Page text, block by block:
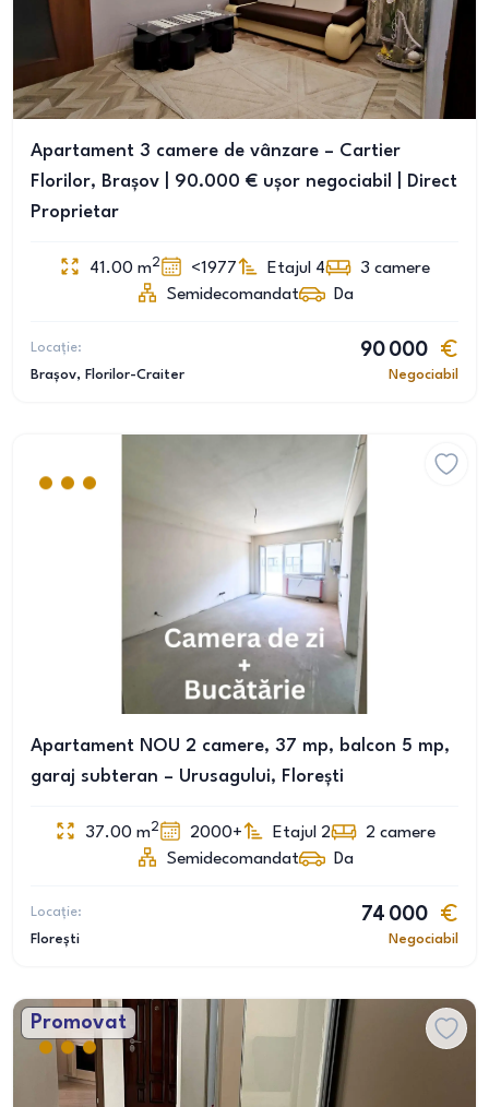
Apartament 3 camere de vânzare – Cartier
Florilor, Brașov | 90.000 € ușor negociabil | Direct
Proprietar
41.00 m2 <1977 Etajul 4 3 camere
Semidecomandat
Da
Locație:
Brașov, Florilor-Craiter
90 000
Negociabil
Apartament NOU 2 camere, 37 mp, balcon 5 mp,
garaj subteran – Urusagului, Florești
37.00 m2 2000+ Etajul 2 2 camere
Semidecomandat
Da
Locație:
Florești
74 000
Negociabil
Promovat